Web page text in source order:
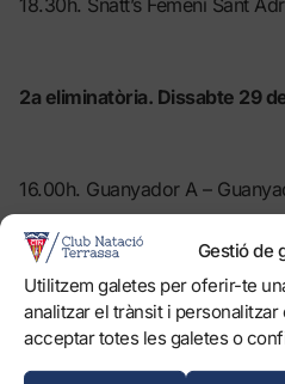
Gestió de
Utilitzem galetes per oferir-te
analitzar el trànsit i
acceptar totes les galetes o
18.30h. Snatt’s Femení Sant
2a eliminatòria. Dissabte 29
16.00h. Guanyador A –
18.10h. Guanyador B –
3a eliminatòria. Diumenge 30